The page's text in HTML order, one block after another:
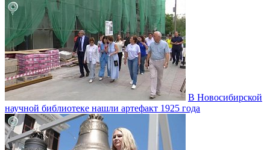
В Новосибирской
научной библиотеке нашли артефакт 1925 года